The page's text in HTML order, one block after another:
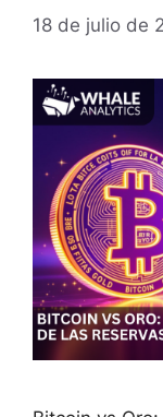
18 de julio de